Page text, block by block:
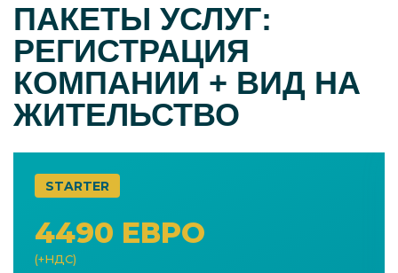
ПАКЕТЫ УСЛУГ:
РЕГИСТРАЦИЯ
КОМПАНИИ + ВИД НА
ЖИТЕЛЬСТВО
STARTER
4490 ЕВРО
(+НДС)